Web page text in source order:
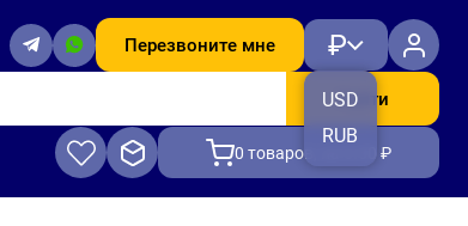
Перезвоните мне ₽
USD
RUB
Найти
0 товаров, на 0.00 ₽